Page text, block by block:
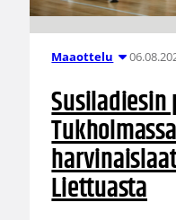
Maaottelu
Liettuasta